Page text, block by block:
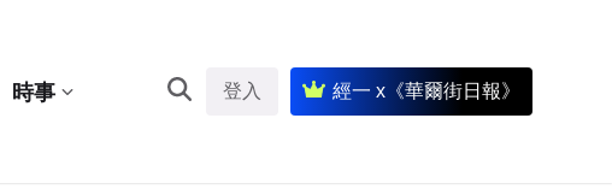
時事 登入 經一 x《華爾街日報》